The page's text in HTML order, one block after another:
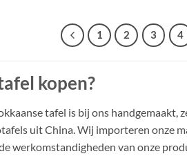
1 2 3 4
kopen?
tafel is bij ons handgemaakt,
uit China. Wij importeren onze
werkomstandigheden van onze